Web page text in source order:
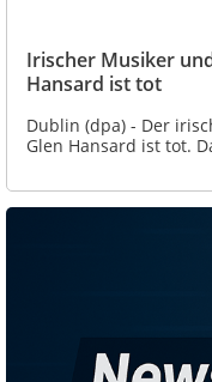
Irischer Musiker
Hansard ist tot
Dublin (dpa) - Der
Glen Hansard ist tot.